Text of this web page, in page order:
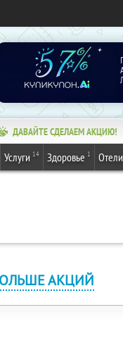
ДАВАЙТЕ СДЕЛАЕМ АКЦИЮ!
Услуги 14 Здоровье 1 Отели
АКЦИЙ